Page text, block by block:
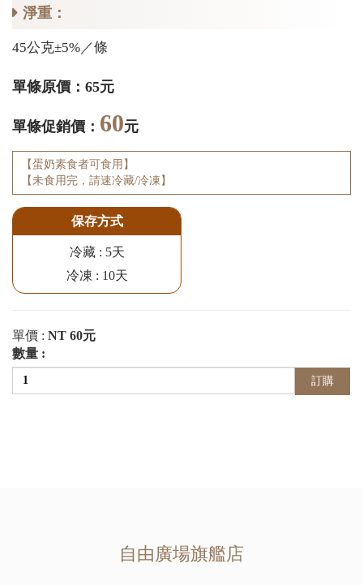
淨重：
45公克±5%／條
單條原價：65元
單條促銷價： 60元
【蛋奶素食者可食用】
【未食用完，請速冷藏/冷凍】
保存方式
冷藏 : 5天
冷凍 : 10天
單價 : NT 60元
數量 :
訂購
自由廣場旗艦店